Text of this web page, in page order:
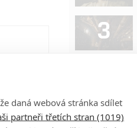
3
daná webová stránka sdílet
partneři třetích stran (1019)